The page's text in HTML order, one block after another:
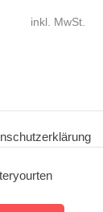
inkl. MwSt.